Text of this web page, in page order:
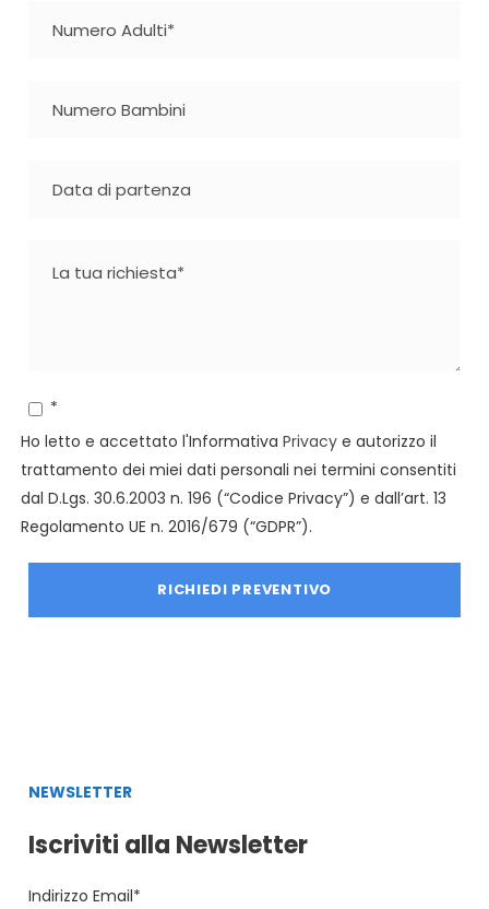
*
Ho letto e accettato l'Informativa Privacy e autorizzo il
trattamento dei miei dati personali nei termini consentiti
dal D.Lgs. 30.6.2003 n. 196 (“Codice Privacy”) e dall’art. 13
Regolamento UE n. 2016/679 (“GDPR”).
NEWSLETTER
Iscriviti alla Newsletter
Indirizzo Email*